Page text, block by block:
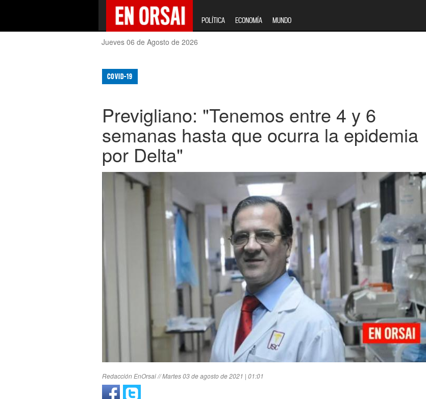
POLÍTICA ECONOMÍA MUNDO
Jueves 06 de Agosto de 2026
COVID-19
Previgliano: "Tenemos entre 4 y 6
semanas hasta que ocurra la epidemia
por Delta"
Redacción EnOrsai // Martes 03 de agosto de 2021 | 01:01